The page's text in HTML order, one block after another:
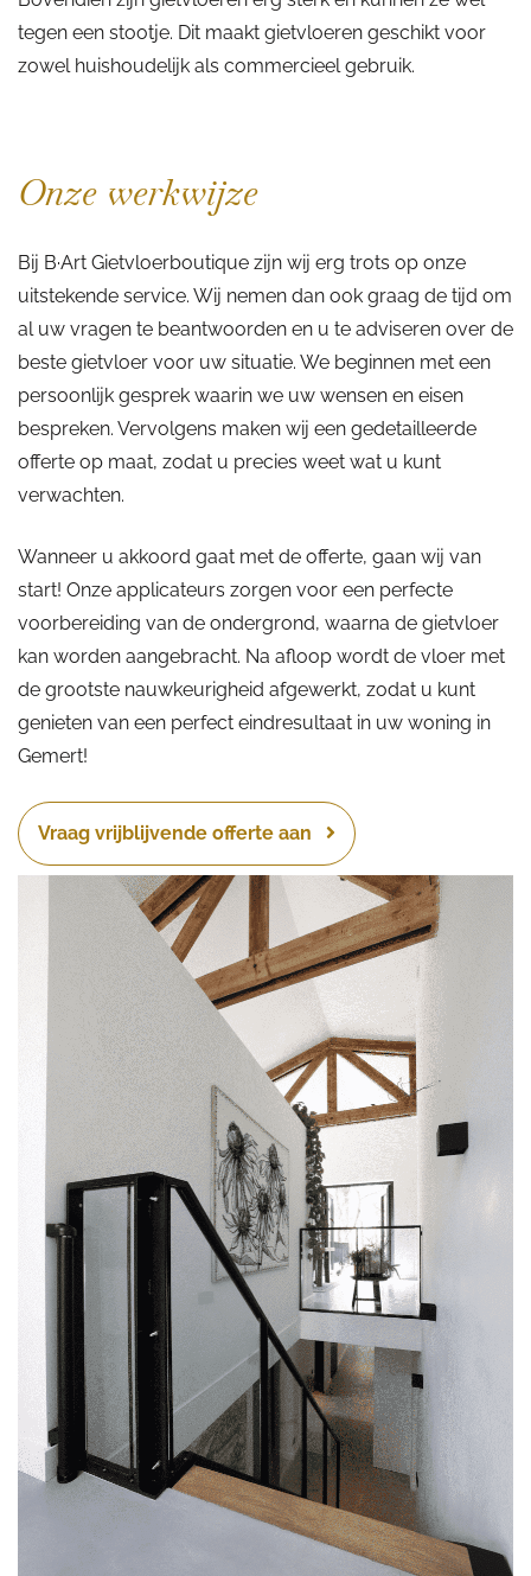
tegen een stootje. Dit maakt gietvloeren geschikt voor
zowel huishoudelijk als commercieel gebruik.
Onze werkwijze
Bij B·Art Gietvloerboutique zijn wij erg trots op onze
uitstekende service. Wij nemen dan ook graag de tijd om
al uw vragen te beantwoorden en u te adviseren over de
beste gietvloer voor uw situatie. We beginnen met een
persoonlijk gesprek waarin we uw wensen en eisen
bespreken. Vervolgens maken wij een gedetailleerde
offerte op maat, zodat u precies weet wat u kunt
verwachten.
Wanneer u akkoord gaat met de offerte, gaan wij van
start! Onze applicateurs zorgen voor een perfecte
voorbereiding van de ondergrond, waarna de gietvloer
kan worden aangebracht. Na afloop wordt de vloer met
de grootste nauwkeurigheid afgewerkt, zodat u kunt
genieten van een perfect eindresultaat in uw woning in
Gemert!
Vraag vrijblijvende offerte aan